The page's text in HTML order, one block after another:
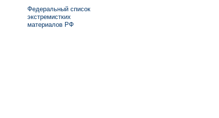
Федеральный список
экстремистких
материалов РФ